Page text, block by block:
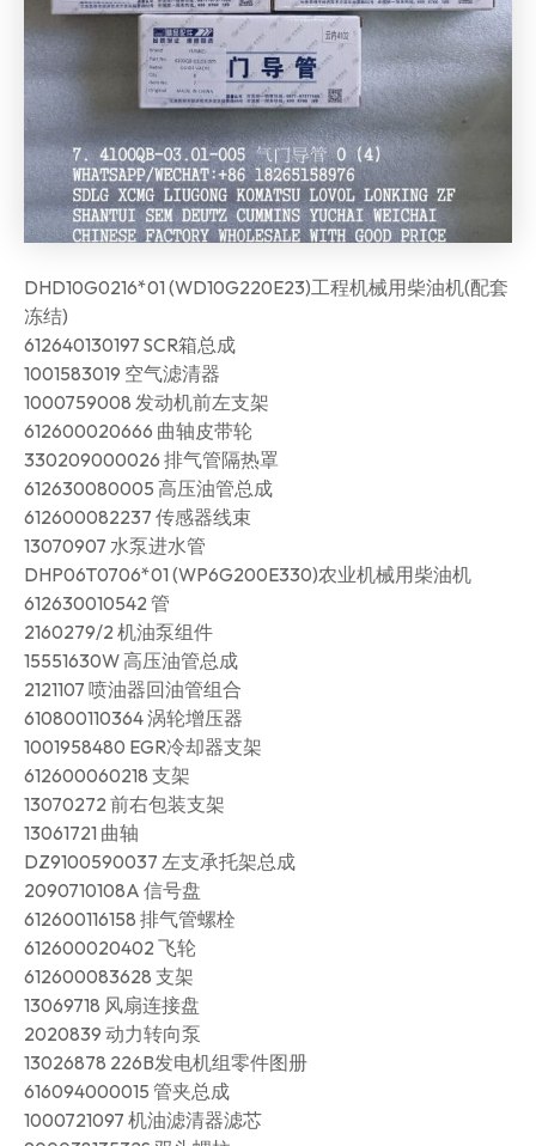
DHD10G0216*01 (WD10G220E23)工程机械用柴油机(配套
冻结)
612640130197 SCR箱总成
1001583019 空气滤清器
1000759008 发动机前左支架
612600020666 曲轴皮带轮
330209000026 排气管隔热罩
612630080005 高压油管总成
612600082237 传感器线束
13070907 水泵进水管
DHP06T0706*01 (WP6G200E330)农业机械用柴油机
612630010542 管
2160279/2 机油泵组件
15551630W 高压油管总成
2121107 喷油器回油管组合
610800110364 涡轮增压器
1001958480 EGR冷却器支架
612600060218 支架
13070272 前右包装支架
13061721 曲轴
DZ9100590037 左支承托架总成
2090710108A 信号盘
612600116158 排气管螺栓
612600020402 飞轮
612600083628 支架
13069718 风扇连接盘
2020839 动力转向泵
13026878 226B发电机组零件图册
616094000015 管夹总成
1000721097 机油滤清器滤芯